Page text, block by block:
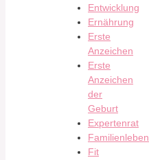
Entwicklung
Ernährung
Erste
Anzeichen
Erste
Anzeichen
der
Geburt
Expertenrat
Familienleben
Fit